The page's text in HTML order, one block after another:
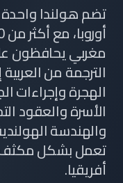
تضم هولندا واحدة
مغربي يحافظون
الترجمة من
الهجرة وإجراءات
الأسرة والعقود
والهندسة
تعمل بشكل مكثف
أفريقيا.